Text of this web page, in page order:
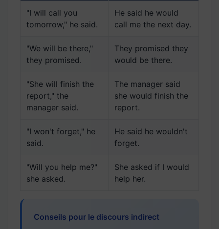
"I will call you
tomorrow," he said.
He said he would
call me the next day.
"We will be there,"
they promised.
They promised they
would be there.
"She will finish the
report," the
manager said.
The manager said
she would finish the
report.
"I won't forget," he
said.
He said he wouldn't
forget.
"Will you help me?"
she asked.
She asked if I would
help her.
Conseils pour le discours indirect